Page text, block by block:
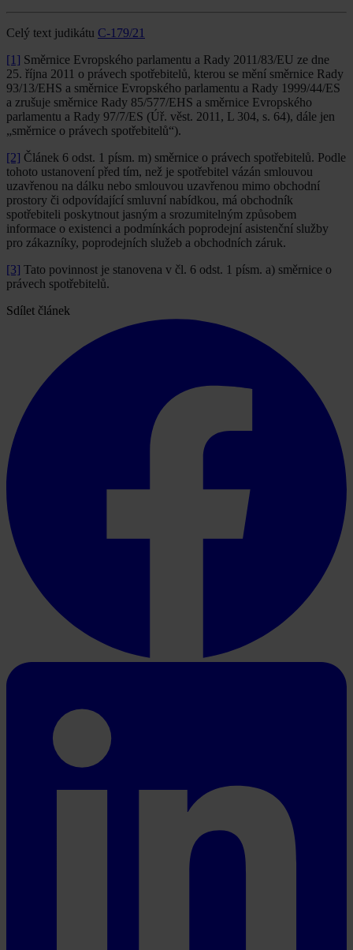
Celý text judikátu C-179/21
[1] Směrnice Evropského parlamentu a Rady 2011/83/EU ze dne
25. října 2011 o právech spotřebitelů, kterou se mění směrnice Rady
93/13/EHS a směrnice Evropského parlamentu a Rady 1999/44/ES
a zrušuje směrnice Rady 85/577/EHS a směrnice Evropského
parlamentu a Rady 97/7/ES (Úř. věst. 2011, L 304, s. 64), dále jen
„směrnice o právech spotřebitelů“).
[2] Článek 6 odst. 1 písm. m) směrnice o právech spotřebitelů. Podle
tohoto ustanovení před tím, než je spotřebitel vázán smlouvou
uzavřenou na dálku nebo smlouvou uzavřenou mimo obchodní
prostory či odpovídající smluvní nabídkou, má obchodník
spotřebiteli poskytnout jasným a srozumitelným způsobem
informace o existenci a podmínkách poprodejní asistenční služby
pro zákazníky, poprodejních služeb a obchodních záruk.
[3] Tato povinnost je stanovena v čl. 6 odst. 1 písm. a) směrnice o
právech spotřebitelů.
Sdílet článek